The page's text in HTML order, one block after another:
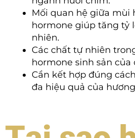
Mối quan hệ giữa mùi
hormone giúp tăng tỷ
nhiên.
Các chất tự nhiên
hormone sinh sản của
Cần kết hợp đúng
đa hiệu quả của